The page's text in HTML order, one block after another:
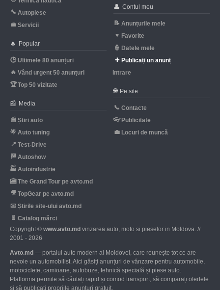
🔧 Autopiese
💼 Servicii
🔥 Popular
🕒 Ultimele 80 anunțuri
🔥 Vând urgent 50 anunțuri
🏆Top 50 vizitate
📰 Media
📰 Știri auto
🌟 Auto tuning
📍 Test-Drive
🏁 Autoshow
🏭 Autoindustrie
🎦 The Grand Tour pe avto.md
🎥 TopGear pe avto.md
📧 Știrile site-ului avto.md
📄 Catalog mărci
👤 Contul meu
📝 Anunțurile mele
♥ Favorite
👮 Datele mele
➕ Publicați un anunț
Intrare
🌐 Pe site
📞 Contacte
👓 Publicitate
💼 Locuri de muncă
Copyright © www.avto.md vinzarea auto, moto si pieselor in Moldova. //
2001 - 2026
Avto.md — portalul auto modern al Moldovei, care reunește tot ce are
nevoie un automobilist. Aici găsiți anunțuri de vânzare pentru automobile,
motociclete, camioane, autobuze, tehnică specială și piese auto.
Platforma permite să căutați rapid și comod transport, să comparați ofertele
și să publicați propriile anunțuri gratuit.